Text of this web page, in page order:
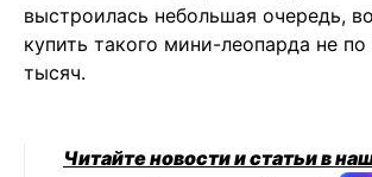
выстроилась небольшая очередь,
купить такого мини-леопарда не
тысяч.
Читайте новости и статьи в